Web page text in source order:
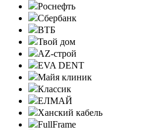
Роснефть
Сбербанк
ВТБ
Твой дом
AZ-строй
EVA DENT
Майя клиник
Классик
ЕЛМАЙ
Ханский кабель
FullFrame